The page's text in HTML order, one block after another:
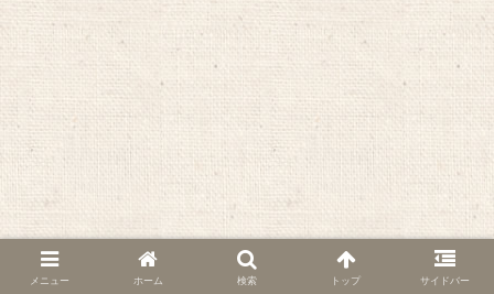
メニュー ホーム 検索 トップ サイドバー